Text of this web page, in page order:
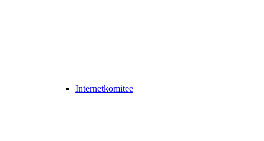
Internetkomitee